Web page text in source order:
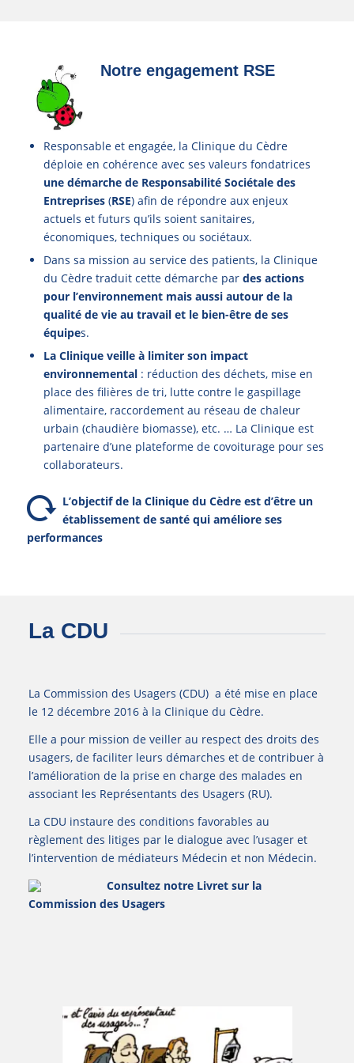
Notre engagement RSE
Responsable et engagée, la Clinique du Cèdre
déploie en cohérence avec ses valeurs fondatrices
une démarche de Responsabilité Sociétale des
Entreprises(RSE) afin de répondre aux enjeux
actuels et futurs qu’ils soient sanitaires,
économiques, techniques ou sociétaux.
Dans sa mission au service des patients, la Clinique
du Cèdre traduit cette démarche par des actions
pour l’environnement mais aussi autour de la
qualité de vie au travail et le bien-être de ses
équipes.
La Clinique veille à limiter son impact
environnemental: réduction des déchets, mise en
place des filières de tri, lutte contre le gaspillage
alimentaire, raccordement au réseau de chaleur
urbain (chaudière biomasse), etc. … La Clinique est
partenaire d’une plateforme de covoiturage pour ses
collaborateurs.
L’objectif de la Clinique du Cèdre est d’être un
établissement de santé qui améliore ses
performances
La CDU
La Commission des Usagers (CDU) a été mise en place
le 12 décembre 2016 à la Clinique du Cèdre.
Elle a pour mission de veiller au respect des droits des
usagers, de faciliter leurs démarches et de contribuer à
l’amélioration de la prise en charge des malades en
associant les Représentants des Usagers (RU).
La CDU instaure des conditions favorables au
règlement des litiges par le dialogue avec l’usager et
l’intervention de médiateurs Médecin et non Médecin.
Consultez notre Livret sur la
Commission des Usagers